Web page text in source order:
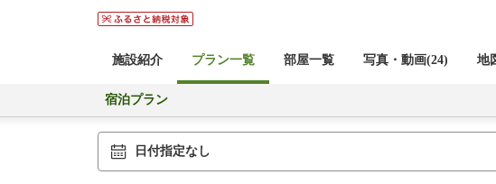
施設紹介 プラン一覧 部屋一覧 写真・動画(24) 地
宿泊プラン
日付指定なし